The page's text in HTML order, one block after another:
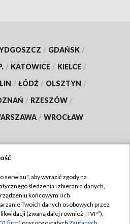
/ GDAŃSK /
/ KATOWICE / KIELCE /
/ ŁÓDŹ / OLSZTYN /
/ RZESZÓW /
/ WROCŁAW
TVP
TVP
serwisu", aby wyrazić zgody na
śledzenia i zbierania danych,
końcowym i ich
Twoich danych osobowych przez
(zwaną dalej również „TVP”),